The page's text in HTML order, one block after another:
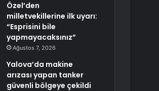
Özel’den
milletvekillerine ilk uyarı:
“Esprisini bile
yapmayacaksınız”
Ağustos 7, 2026
Yalova’da makine
arızası yapan tanker
güvenli bölgeye çekildi